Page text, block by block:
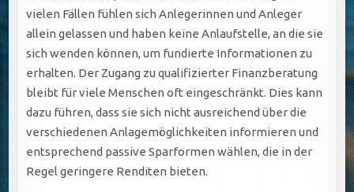
vielen Fällen fühlen sich Anlegerinnen und Anleger
allein gelassen und haben keine Anlaufstelle, an die sie
sich wenden können, um fundierte Informationen zu
erhalten. Der Zugang zu qualifizierter Finanzberatung
bleibt für viele Menschen oft eingeschränkt. Dies kann
dazu führen, dass sie sich nicht ausreichend über die
verschiedenen Anlagemöglichkeiten informieren und
entsprechend passive Sparformen wählen, die in der
Regel geringere Renditen bieten.